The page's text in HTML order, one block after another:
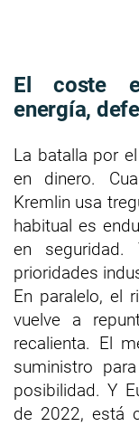
El coste
energía,
La batalla por
en dinero.
Kremlin usa
habitual es
en seguridad.
prioridades
En paralelo, el
vuelve a
recalienta. El
suministro
posibilidad. Y
de 2022, está